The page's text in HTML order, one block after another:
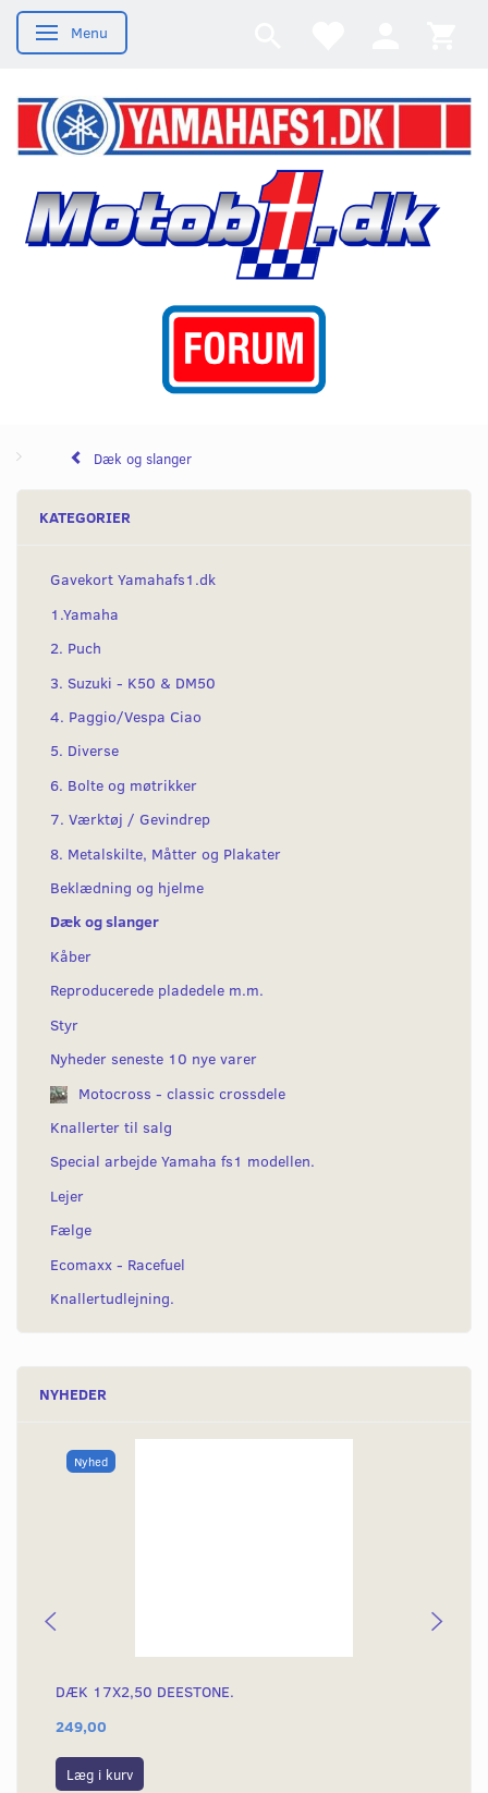
Skifte navigation
Menu
Dæk og slanger
KATEGORIER
Gavekort Yamahafs1.dk
1.Yamaha
2. Puch
3. Suzuki - K50 & DM50
4. Paggio/Vespa Ciao
5. Diverse
6. Bolte og møtrikker
7. Værktøj / Gevindrep
8. Metalskilte, Måtter og Plakater
Beklædning og hjelme
Dæk og slanger
Kåber
Reproducerede pladedele m.m.
Styr
Nyheder seneste 10 nye varer
Motocross - classic crossdele
Knallerter til salg
Special arbejde Yamaha fs1 modellen.
Lejer
Fælge
Ecomaxx - Racefuel
Knallertudlejning.
NYHEDER
Nyhed
DÆK 17X2,50 DEESTONE.
249,00
Læg i kurv